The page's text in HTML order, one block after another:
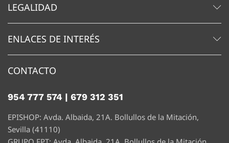
LEGALIDAD
ENLACES DE INTERÉS
CONTACTO
954 777 574 | 679 312 351
EPISHOP: Avda. Albaida, 21A. Bollullos de la Mitación,
Sevilla (41110)